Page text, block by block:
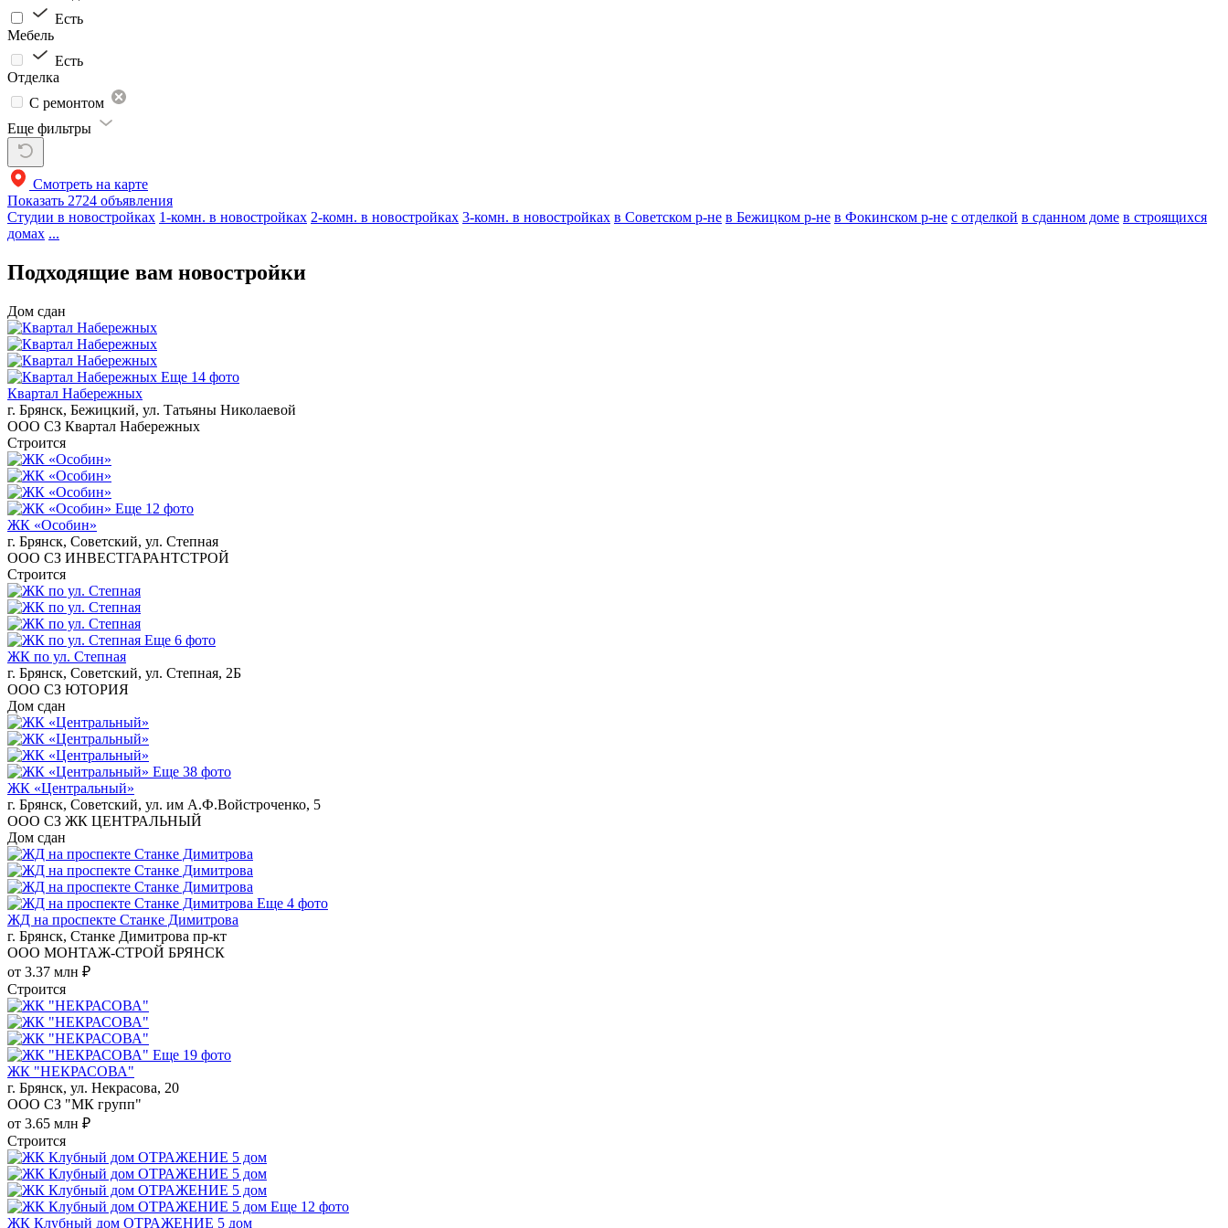
Есть
Мебель
Есть
Отделка
С ремонтом
Еще фильтры
Смотреть на карте
Показать 2724 объявления
Студии в новостройках 1-комн. в новостройках 2-комн. в новостройках 3-комн. в новостройках в Советском р-не в Бежицком р-не в Фокинском р-не с отделкой в сданном доме в строящихся
домах ...
Подходящие вам новостройки
Дом сдан
Еще 14 фото
Квартал Набережных
г. Брянск, Бежицкий, ул. Татьяны Николаевой
ООО СЗ Квартал Набережных
Строится
Еще 12 фото
ЖК «Особин»
г. Брянск, Советский, ул. Степная
ООО СЗ ИНВЕСТГАРАНТСТРОЙ
Строится
Еще 6 фото
ЖК по ул. Степная
г. Брянск, Советский, ул. Степная, 2Б
ООО СЗ ЮТОРИЯ
Дом сдан
Еще 38 фото
ЖК «Центральный»
г. Брянск, Советский, ул. им А.Ф.Войстроченко, 5
ООО СЗ ЖК ЦЕНТРАЛЬНЫЙ
Дом сдан
Еще 4 фото
ЖД на проспекте Станке Димитрова
г. Брянск, Станке Димитрова пр-кт
ООО МОНТАЖ-СТРОЙ БРЯНСК
от 3.37 млн ₽
Строится
Еще 19 фото
ЖК "НЕКРАСОВА"
г. Брянск, ул. Некрасова, 20
ООО СЗ "МК групп"
от 3.65 млн ₽
Строится
Еще 12 фото
ЖК Клубный дом ОТРАЖЕНИЕ 5 дом